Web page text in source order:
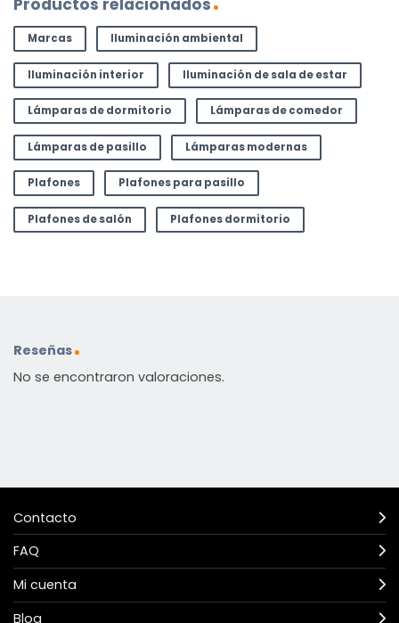
Productos relacionados
Marcas Iluminación ambiental
Iluminación interior Iluminación de sala de estar
Lámparas de dormitorio Lámparas de comedor
Lámparas de pasillo Lámparas modernas
Plafones Plafones para pasillo
Plafones de salón Plafones dormitorio
Reseñas
No se encontraron valoraciones.
Contacto
FAQ
Mi cuenta
Blog